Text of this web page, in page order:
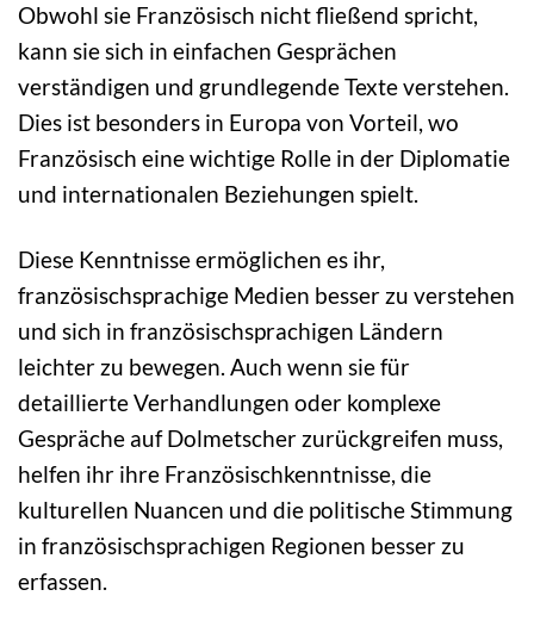
Obwohl sie Französisch nicht fließend spricht,
kann sie sich in einfachen Gesprächen
verständigen und grundlegende Texte verstehen.
Dies ist besonders in Europa von Vorteil, wo
Französisch eine wichtige Rolle in der Diplomatie
und internationalen Beziehungen spielt.
Diese Kenntnisse ermöglichen es ihr,
französischsprachige Medien besser zu verstehen
und sich in französischsprachigen Ländern
leichter zu bewegen. Auch wenn sie für
detaillierte Verhandlungen oder komplexe
Gespräche auf Dolmetscher zurückgreifen muss,
helfen ihr ihre Französischkenntnisse, die
kulturellen Nuancen und die politische Stimmung
in französischsprachigen Regionen besser zu
erfassen.